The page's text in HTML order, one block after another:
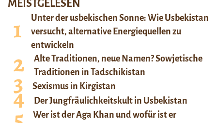
MEISTGELESEN
Unter der usbekischen Sonne: Wie Usbekistan
versucht, alternative Energiequellen zu
entwickeln
Alte Traditionen, neue Namen? Sowjetische
Traditionen in Tadschikistan
Sexismus in Kirgistan
Der Jungfräulichkeitskult in Usbekistan
Wer ist der Aga Khan und wofür ist er